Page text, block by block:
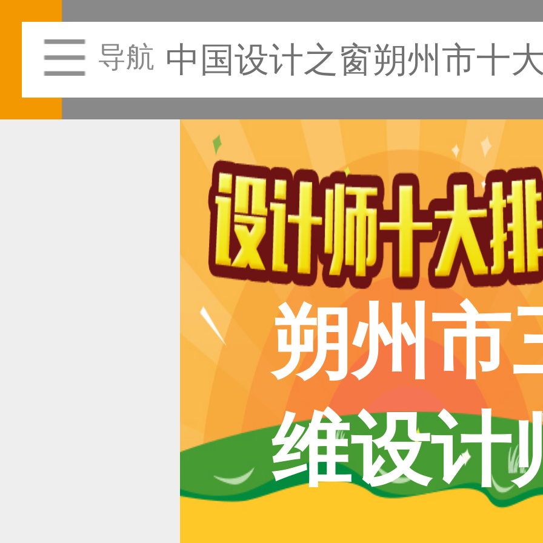
导航 中国设计之窗朔州市十
朔州市
维设计